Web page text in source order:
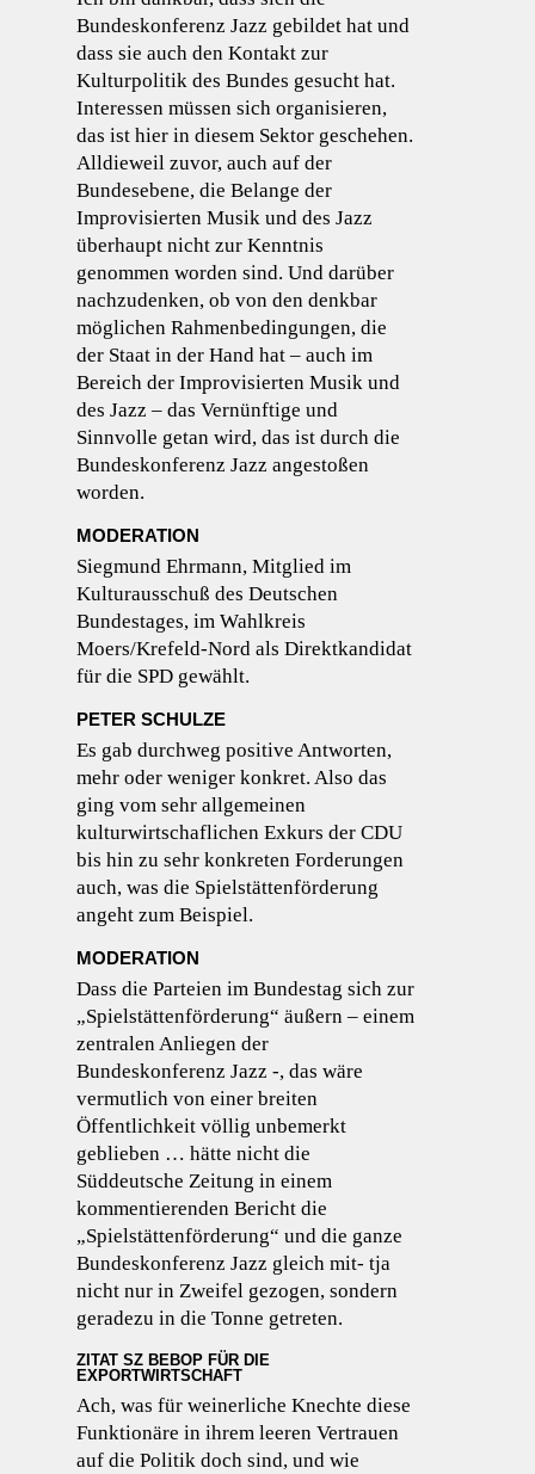
Bundeskonferenz Jazz gebildet hat und
dass sie auch den Kontakt zur
Kulturpolitik des Bundes gesucht hat.
Interessen müssen sich organisieren,
das ist hier in diesem Sektor geschehen.
Alldieweil zuvor, auch auf der
Bundesebene, die Belange der
Improvisierten Musik und des Jazz
überhaupt nicht zur Kenntnis
genommen worden sind. Und darüber
nachzudenken, ob von den denkbar
möglichen Rahmenbedingungen, die
der Staat in der Hand hat – auch im
Bereich der Improvisierten Musik und
des Jazz – das Vernünftige und
Sinnvolle getan wird, das ist durch die
Bundeskonferenz Jazz angestoßen
worden.
MODERATION
Siegmund Ehrmann, Mitglied im
Kulturausschuß des Deutschen
Bundestages, im Wahlkreis
Moers/Krefeld-Nord als Direktkandidat
für die SPD gewählt.
PETER SCHULZE
Es gab durchweg positive Antworten,
mehr oder weniger konkret. Also das
ging vom sehr allgemeinen
kulturwirtschaflichen Exkurs der CDU
bis hin zu sehr konkreten Forderungen
auch, was die Spielstättenförderung
angeht zum Beispiel.
MODERATION
Dass die Parteien im Bundestag sich zur
„Spielstättenförderung“ äußern – einem
zentralen Anliegen der
Bundeskonferenz Jazz -, das wäre
vermutlich von einer breiten
Öffentlichkeit völlig unbemerkt
geblieben … hätte nicht die
Süddeutsche Zeitung in einem
kommentierenden Bericht die
„Spielstättenförderung“ und die ganze
Bundeskonferenz Jazz gleich mit- tja
nicht nur in Zweifel gezogen, sondern
geradezu in die Tonne getreten.
ZITAT SZ BEBOP FÜR DIE
EXPORTWIRTSCHAFT
Ach, was für weinerliche Knechte diese
Funktionäre in ihrem leeren Vertrauen
auf die Politik doch sind, und wie